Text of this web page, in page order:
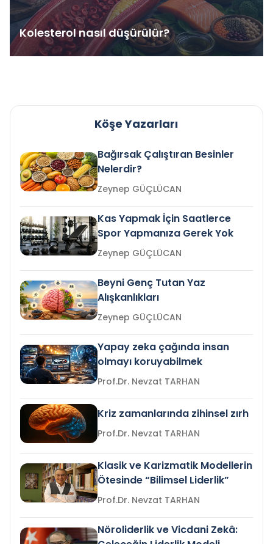
Kolesterol nasıl düşürülür?
Köşe Yazarları
Bağırsak Çalıştıran Besinler
Nelerdir?
Zeynep GÜÇLÜCAN
Kas Yapmak İçin Saatlerce
Spor Yapmanıza Gerek Yok
Zeynep GÜÇLÜCAN
Beyni Genç Tutan Yaz
Alışkanlıkları
Zeynep GÜÇLÜCAN
Yapay zeka çağında insan
olmayı koruyabilmek
Prof.Dr. Nevzat TARHAN
Kriz zamanlarında zihinsel zırh
Prof.Dr. Nevzat TARHAN
Klasik ve Karizmatik Modellerin
Ötesinde “Bilimsel Liderlik”
Prof.Dr. Nevzat TARHAN
Nöroliderlik ve Vicdani Zekâ: